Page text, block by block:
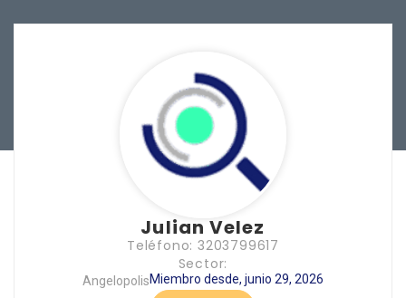
Julian Velez
Teléfono: 3203799617
Sector:
AngelopolisMiembro desde, junio 29, 2026